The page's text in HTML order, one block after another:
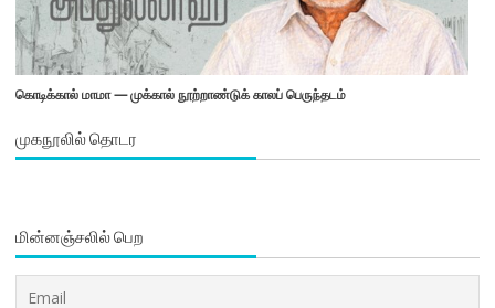
கொடிக்கால் மாமா — முக்கால் நூற்றாண்டுக் காலப் பெருந்தடம்
முகநூலில் தொடர
மின்னஞ்சலில் பெற